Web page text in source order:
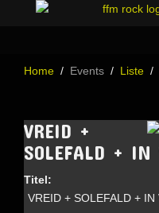
Home Events Liste
VREID +
SOLEFALD + IN
Titel:
VREID + SOLEFALD + IN